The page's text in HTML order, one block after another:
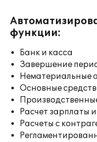
функции:
Банк и касса
Завершение
Нематериальные
Основные
Расчет зарплаты
Расчеты с